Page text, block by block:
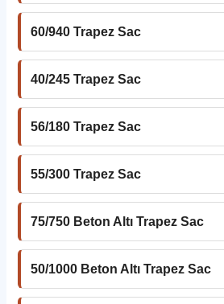
60/940 Trapez Sac
40/245 Trapez Sac
56/180 Trapez Sac
55/300 Trapez Sac
75/750 Beton Altı Trapez Sac
50/1000 Beton Altı Trapez Sac